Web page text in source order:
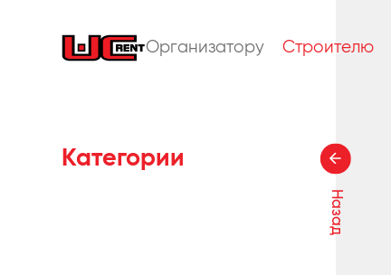
Организатору Строителю
Назад
Категории